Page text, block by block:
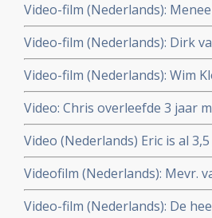
klinisch kankervrij.
Video-film (Nederlands):
operatie van zijn
hyperthermie en dendritische
december 2010.
Video-film (Nederlands): Dirk
Glioblastoom Multiform graad
hyperthermie. Maar kreeg
Video-film (Nederlands): Wim
leverkanker (Graat IV) (HCC -
combinatiebehandeling van
Video: Chris overleefde 3 jaar
uitgezaaide niet-klein-cellige
hyperthermie en Newcastle
Video (Nederlands) Eric is al
door dendritische celtherapie
Houtsmullerdieet. Update 11
Videofilm (Nederlands): Mevr.
hyperthermie plus
melanoom stadium IV. Toch is
Video-film (Nederlands): De